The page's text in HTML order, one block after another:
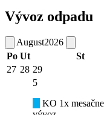
Vývoz odpadu
August2026
Po Ut St
27 28 29
5
KO 1x mesačne